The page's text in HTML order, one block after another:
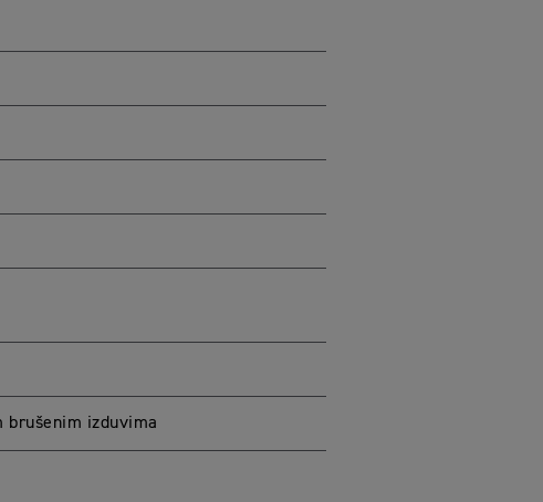
brušenim izduvima